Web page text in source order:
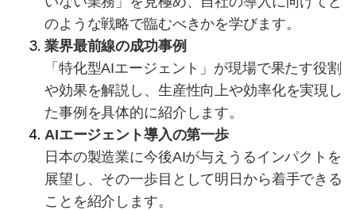
のような戦略で臨むべきかを学びます。
業界最前線の成功事例
「特化型AIエージェント」が現場で果たす役割
や効果を解説し、生産性向上や効率化を実現し
た事例を具体的に紹介します。
AIエージェント導入の第一歩
日本の製造業に今後AIが与えうるインパクトを
展望し、その一歩目として明日から着手できる
ことを紹介します。